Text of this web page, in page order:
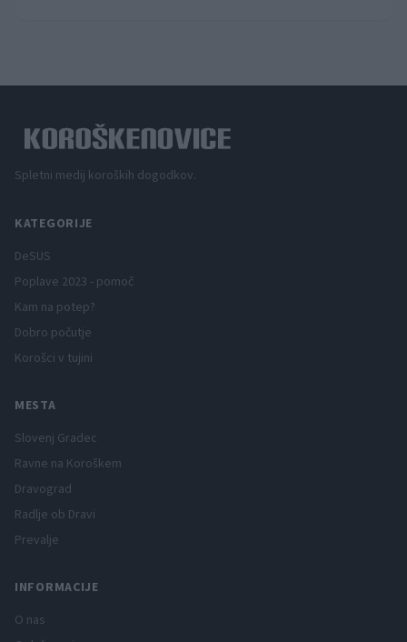
Spletni medij koroških dogodkov.
KATEGORIJE
DeSUS
Poplave 2023 - pomoč
Kam na potep?
Dobro počutje
Korošci v tujini
MESTA
Slovenj Gradec
Ravne na Koroškem
Dravograd
Radlje ob Dravi
Prevalje
INFORMACIJE
O nas